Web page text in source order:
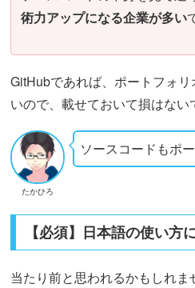
術力アップになる企業が多い
GitHubであれば、ポートフォ
いので、載せておいて損はない
たかひろ
ソースコードもポ
【必須】日本語の使い方
当たり前と思われるかもしれ